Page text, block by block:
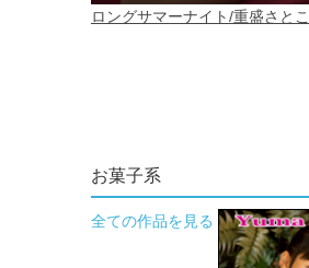
お菓子系
全ての作品を見る